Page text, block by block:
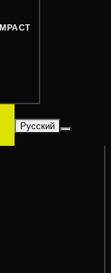
Русский